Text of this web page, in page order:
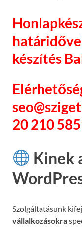
készítés
20 210
Kinek
Szolgáltatásunk
vállalkozásokra